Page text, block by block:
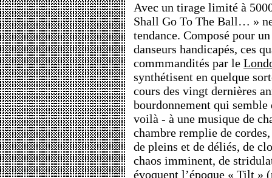
Avec un tirage limité à
Shall Go To The Ball… »
tendance. Composé pour
danseurs handicapés, ces
commmandités par le
synthétisent en quelque
cours des vingt dernières
bourdonnement qui
voilà - à une musique de
chambre remplie de
de pleins et de déliés, de
chaos imminent, de
évoquent l’époque « Tilt »